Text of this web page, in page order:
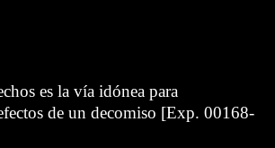
es la vía idónea para
de un decomiso [Exp. 00168-